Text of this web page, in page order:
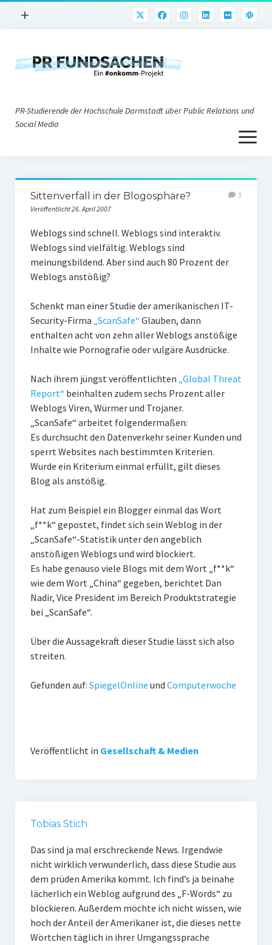
Menü
+
PR@h_da
Nonprofit-PR
Corporate Weblogs
Podcasting
Social Media
PR-Theorie
PR-Literatur
PR-Studien
Infografik-Themengarten
Künstliche Intelligenz
17 Ziele
Klimaneutrales Tanken
Zukunft der Bildung
Vom Trend zur Tonne
PR-Studierende der Hochschule Darmstadt über Public Relations und
Social Media
Menü
öffnen
Über uns
Impressum
Sittenverfall in der Blogosphäre?
Veröffentlicht 26. April 2007
3
Weblogs sind schnell. Weblogs sind interaktiv.
Weblogs sind vielfältig. Weblogs sind
meinungsbildend. Aber sind auch 80 Prozent der
Weblogs anstößig?
Schenkt man einer Studie der amerikanischen IT-
Security-Firma „ScanSafe“ Glauben, dann
enthalten acht von zehn aller Weblogs anstößige
Inhalte wie Pornografie oder vulgäre Ausdrücke.
Nach ihrem jüngst veröffentlichten „Global Threat
Report“ beinhalten zudem sechs Prozent aller
Weblogs Viren, Würmer und Trojaner.
„ScanSafe“ arbeitet folgendermaßen:
Es durchsucht den Datenverkehr seiner Kunden und
sperrt Websites nach bestimmten Kriterien.
Wurde ein Kriterium einmal erfüllt, gilt dieses
Blog als anstößig.
Hat zum Beispiel ein Blogger einmal das Wort
„f**k“ gepostet, findet sich sein Weblog in der
„ScanSafe“-Statistik unter den angeblich
anstößigen Weblogs und wird blockiert.
Es habe genauso viele Blogs mit dem Wort „f**k“
wie dem Wort „China“ gegeben, berichtet Dan
Nadir, Vice President im Bereich Produktstrategie
bei „ScanSafe“.
Über die Aussagekraft dieser Studie lässt sich also
streiten.
Gefunden auf: SpiegelOnline und Computerwoche
Veröffentlicht in Gesellschaft & Medien
Tobias Stich
Das sind ja mal erschreckende News. Irgendwie
nicht wirklich verwunderlich, dass diese Studie aus
dem prüden Amerika kommt. Ich find’s ja beinahe
lächerlich ein Weblog aufgrund des „F-Words“ zu
blockieren. Außerdem möchte ich nicht wissen, wie
hoch der Anteil der Amerikaner ist, die dieses nette
Wörtchen täglich in ihrer Umgangssprache